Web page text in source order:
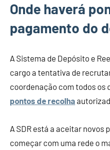
Onde haverá
pagamento do
A Sistema de Depósito e
cargo a tentativa de
coordenação com todos os
pontos de recolha
A SDR está a aceitar novos
começar com uma rede o